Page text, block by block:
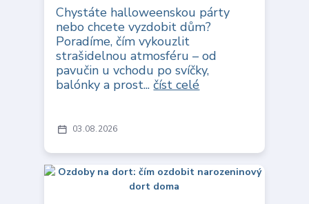
03 08 2026
Chystáte halloweenskou párty
nebo chcete vyzdobit dům?
Poradíme, čím vykouzlit
strašidelnou atmosféru – od
pavučin u vchodu po svíčky,
balónky a prost...číst celé